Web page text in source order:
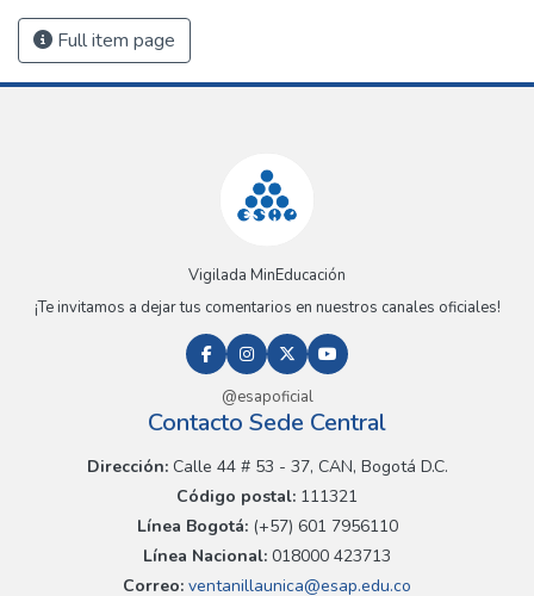
Full item page
Vigilada MinEducación
¡Te invitamos a dejar tus comentarios en nuestros canales oficiales!
@esapoficial
Contacto Sede Central
Dirección:Calle 44 # 53 - 37, CAN, Bogotá D.C.
Código postal: 111321
Línea Bogotá:(+57) 601 7956110
Línea Nacional: 018000 423713
Correo: ventanillaunica@esap.edu.co